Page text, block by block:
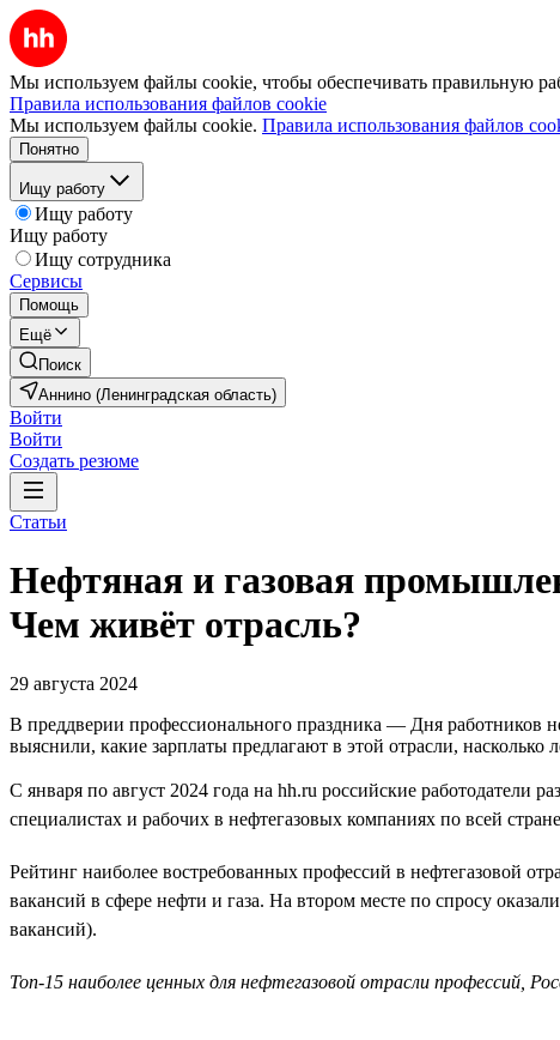
Мы используем файлы cookie, чтобы обеспечивать правильную
Правила использования файлов cookie
Мы используем файлы cookie. Правила использования файлов
Понятно
Ищу работу
Ищу работу
Ищу работу
Ищу сотрудника
Сервисы
Помощь
Ещё
Поиск
Аннино (Ленинградская область)
Войти
Войти
Создать резюме
Статьи
Нефтяная и газовая
Чем живёт отрасль?
29 августа 2024
В преддверии профессионального праздника — Дня работников
выяснили, какие зарплаты предлагают в этой отрасли, насколько
С января по август 2024 года на hh.ru российские
специалистах и рабочих в нефтегазовых компаниях по всей
Рейтинг наиболее востребованных профессий в нефтегазовой
вакансий в сфере нефти и газа. На втором месте по спросу
вакансий).
Топ-15 наиболее ценных для нефтегазовой отрасли профессий,